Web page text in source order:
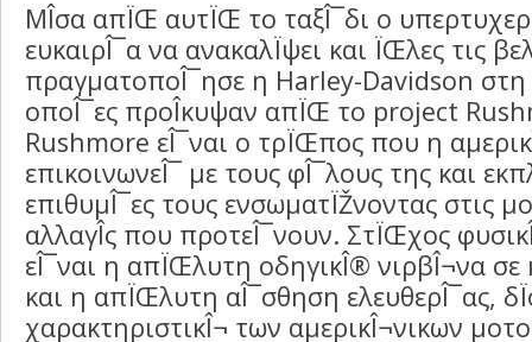
ΜÎ­σα απÏŒ αυτÏŒ το ταξÎ¯δι ο
ευκαιρÎ¯α να ανακαλÏψει και ÏŒλες τις
πραγματοποÎ¯ησε η Harley-Davidson
οποÎ¯ες προÎ­κυψαν απÏŒ το project
Rushmore εÎ¯ναι ο τρÏŒπος που η
επικοινωνεÎ¯ με τους φÎ¯λους της και
επιθυμÎ¯ες τους ενσωματÏŽνοντας στις
αλλαγÎ­ς που προτεÎ¯νουν. ΣτÏŒχος
εÎ¯ναι η απÏŒλυτη οδηγικÎ® νιρβÎ¬να σε
και η απÏŒλυτη αÎ¯σθηση ελευθερÎ¯ας,
χαρακτηριστικÎ¬ των αμερικÎ¬νικων